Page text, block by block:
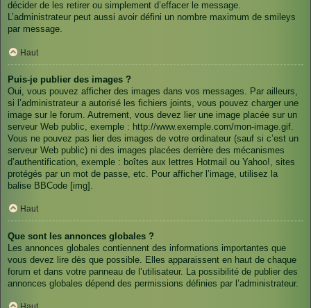
décider de les retirer ou simplement d’effacer le message.
L’administrateur peut aussi avoir défini un nombre maximum de smileys
par message.
Haut
Puis-je publier des images ?
Oui, vous pouvez afficher des images dans vos messages. Par ailleurs,
si l’administrateur a autorisé les fichiers joints, vous pouvez charger une
image sur le forum. Autrement, vous devez lier une image placée sur un
serveur Web public, exemple : http://www.exemple.com/mon-image.gif.
Vous ne pouvez pas lier des images de votre ordinateur (sauf si c’est un
serveur Web public) ni des images placées derrière des mécanismes
d’authentification, exemple : boîtes aux lettres Hotmail ou Yahoo!, sites
protégés par un mot de passe, etc. Pour afficher l’image, utilisez la
balise BBCode [img].
Haut
Que sont les annonces globales ?
Les annonces globales contiennent des informations importantes que
vous devez lire dès que possible. Elles apparaissent en haut de chaque
forum et dans votre panneau de l’utilisateur. La possibilité de publier des
annonces globales dépend des permissions définies par l’administrateur.